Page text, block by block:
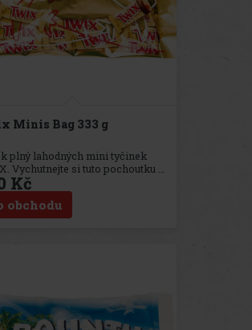
Minis Bag 333 g
plný lahodných mini tyčinek
Vychutnejte si tuto pochoutku s
nebo rodinou - pro každého je jí
Kč
obchodu